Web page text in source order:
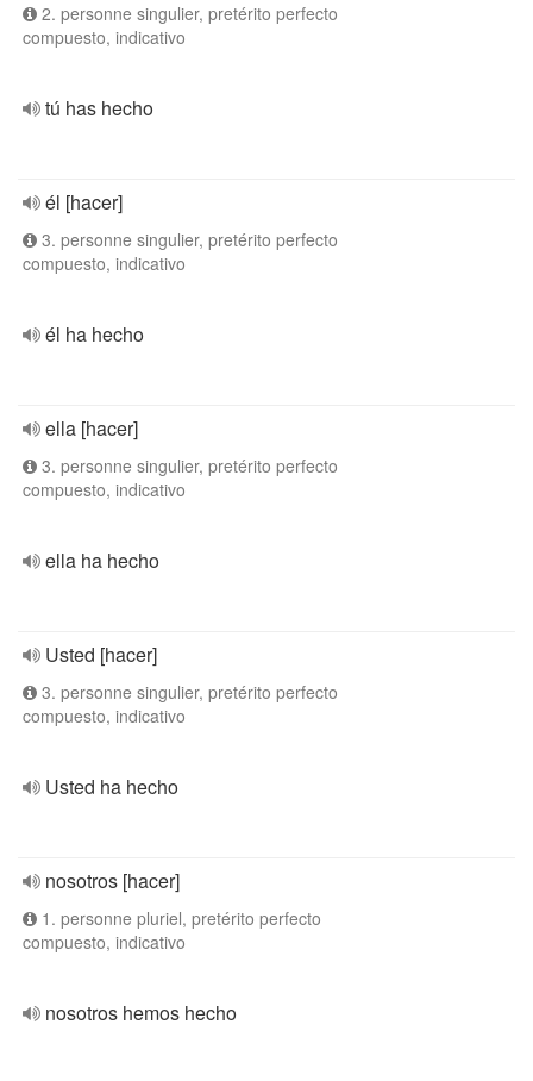
2. personne singulier, pretérito perfecto
compuesto, indicativo
tú has hecho
él [hacer]
3. personne singulier, pretérito perfecto
compuesto, indicativo
él ha hecho
ella [hacer]
3. personne singulier, pretérito perfecto
compuesto, indicativo
ella ha hecho
Usted [hacer]
3. personne singulier, pretérito perfecto
compuesto, indicativo
Usted ha hecho
nosotros [hacer]
1. personne pluriel, pretérito perfecto
compuesto, indicativo
nosotros hemos hecho